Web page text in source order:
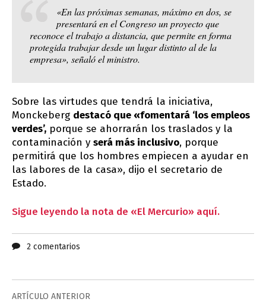
«En las próximas semanas, máximo en dos, se
presentará en el Congreso un proyecto que
reconoce el trabajo a distancia, que permite en forma
protegida trabajar desde un lugar distinto al de la
empresa», señaló el ministro.
Sobre las virtudes que tendrá la iniciativa,
Monckeberg destacó que «fomentará ‘los empleos
verdes’, porque se ahorrarán los traslados y la
contaminación y será más inclusivo, porque
permitirá que los hombres empiecen a ayudar en
las labores de la casa», dijo el secretario de
Estado.
Sigue leyendo la nota de «El Mercurio» aquí.
2 comentarios
ARTÍCULO ANTERIOR